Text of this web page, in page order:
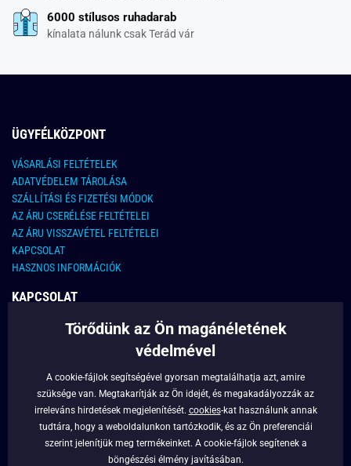
6000 stílusos ruhadarab
kínalata nálunk csak Terád vár
ÜGYFÉLKÖZPONT
VÁSARLÁSI FELTÉTELEK
ADATVÉDELEM TÁROLÁSA
SZÁLLÍTÁSI ÉS FIZETÉSI MÓDOK
AZ ÁRU CSERÉLÉSE FELTÉTELEI
AZ ÁRU VISSZAVÉTEL FELTÉTELEI
KAPCSOLAT
HASZNOS INFORMÁCIÓK
KAPCSOLAT
E-MAIL CÍM:
FONTOS INFORMÁCIÓK
RÓLUNK
BLOG
FACEBOOK
Törődünk az Ön magánéletének
védelmével
A cookie-fájlok segítségével gyorsan megtalálhatja azt, amire
szüksége van. Megtakarítják az Ön idejét, és megakadályozzák az
irreleváns hirdetések megjelenítését. cookies-kat használunk annak
tudtára, hogy a weboldalunkon tartózkodik, és az Ön preferenciái
szerint jelenítjük meg termékeinket. A cookie-fájlok segítenek a
böngészési élmény javításában.